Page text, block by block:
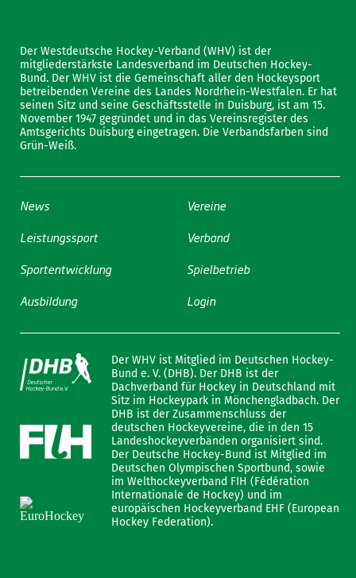
Der Westdeutsche Hockey-Verband (WHV) ist der
mitgliederstärkste Landesverband im Deutschen Hockey-
Bund. Der WHV ist die Gemeinschaft aller den Hockeysport
betreibenden Vereine des Landes Nordrhein-Westfalen. Er hat
seinen Sitz und seine Geschäftsstelle in Duisburg, ist am 15.
November 1947 gegründet und in das Vereinsregister des
Amtsgerichts Duisburg eingetragen. Die Verbandsfarben sind
Grün-Weiß.
News
Leistungssport
Sportentwicklung
Ausbildung
Vereine
Verband
Spielbetrieb
Login
Der WHV ist Mitglied im Deutschen Hockey-
Bund e. V. (DHB). Der DHB ist der
Dachverband für Hockey in Deutschland mit
Sitz im Hockeypark in Mönchengladbach. Der
DHB ist der Zusammenschluss der
deutschen Hockeyvereine, die in den 15
Landeshockeyverbänden organisiert sind.
Der Deutsche Hockey-Bund ist Mitglied im
Deutschen Olympischen Sportbund, sowie
im Welthockeyverband FIH (Fédération
Internationale de Hockey) und im
europäischen Hockeyverband EHF (European
Hockey Federation).